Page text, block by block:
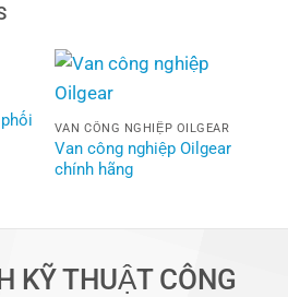
VAN CÔNG NGHIỆP OILGEAR
Van công nghiệp Oilgear
chính hãng
KỸ THUẬT CÔNG